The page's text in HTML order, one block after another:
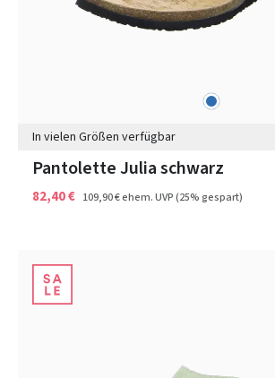
blau
In vielen Größen verfügbar
Pantolette Julia schwarz
82,40 € 109,90 €ehem. UVP(25% gespart)